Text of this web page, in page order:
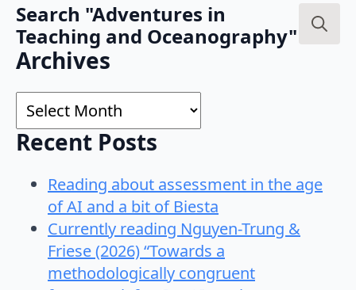
Search "Adventures in
Teaching and Oceanography"
Archives
Archives
Recent Posts
Reading about assessment in the age
of AI and a bit of Biesta
Currently reading Nguyen-Trung &
Friese (2026) “Towards a
methodologically congruent